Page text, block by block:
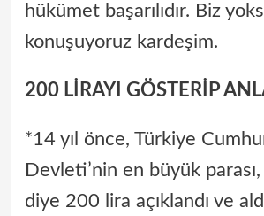
hükümet başarılıdır. Biz
konuşuyoruz kardeşim.
200 LİRAYI GÖSTERİP
*14 yıl önce, Türkiye
Devleti’nin en büyük
diye 200 lira açıklandı ve